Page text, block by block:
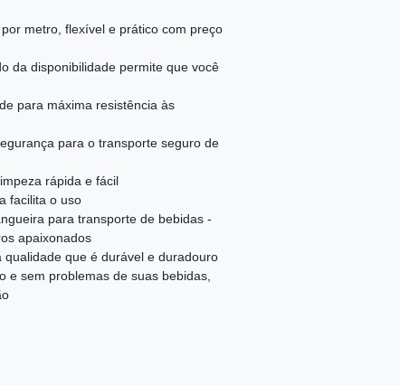
metro, flexível e prático com preço
da disponibilidade permite que você
para máxima resistência às
para o transporte seguro de
rápida e fácil
facilita o uso
para transporte de bebidas -
apaixonados
qualidade que é durável e duradouro
e sem problemas de suas bebidas,